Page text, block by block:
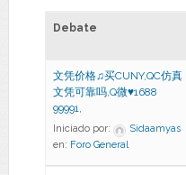
Debate
文凭价格♫买CUNY,QC仿真
文凭可靠吗,Q微♥1688
99991,
Iniciado por:
Sidaamyas
en: Foro General